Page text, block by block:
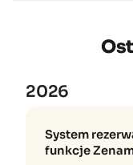
2026
System
funkcje